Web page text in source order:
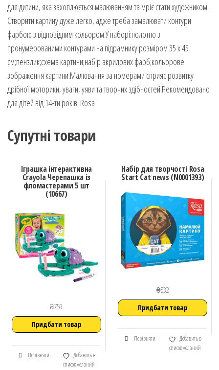
для дитини, яка захоплюється малюванням та мріє стати художником.
Створити картину дуже легко, адже треба замалювати контури
фарбою з відповідним кольором.У наборі:полотно з
пронумерованими контурами на підрамнику розміром 35 х 45
см;пензлик;схема картини;набір акрилових фарб;кольорове
зображення картини.Малювання за номерами сприяє розвитку
дрібної моторики, уваги, уяви та творчих здібностей.Рекомендовано
для дітей від 14-ти років. Rosa
Супутні товари
Іграшка інтерактивна
Crayola Черепашка із
фломастерами 5 шт
(10667)
₴759
Придбати товар
Порівняти
Добавить в
список желаний
Набір для творчості Rosa
Start Cat news (N0001393)
₴532
Придбати товар
Порівняти
Добавить в
список желаний